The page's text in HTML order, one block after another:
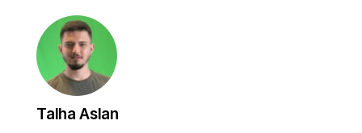
Talha Aslan